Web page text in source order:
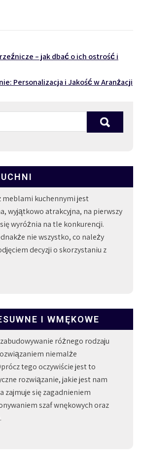
– jak dbać o ich ostrość i
Personalizacja i Jakość w Aranżacji
meblami kuchennymi jest
wyjątkowo atrakcyjna, na pierwszy
wyróżnia na tle konkurencji.
nie wszystko, co należy
decyzji o skorzystaniu z
I WMĘKOWE
różnego rodzaju
niemalże
tego oczywiście jest to
rozwiązanie, jakie jest nam
zajmuje się zagadnieniem
szaf wnękowych oraz